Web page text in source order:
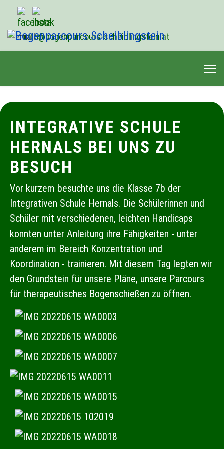
info@bogenparcours-scheiblingstein.at
INTEGRATIVE SCHULE
HERNALS BEI UNS ZU
BESUCH
Vor kurzem besuchte uns die Klasse 7b der
Integrativen Schule Hernals. Die Schülerinnen und
Schüler mit verschiedenen, leichten Handicaps
konnten unter Anleitung ihre Fähigkeiten - unter
anderem im Bereich Konzentration und
Koordination - trainieren. Mit diesem Tag legten wir
den Grundstein für unsere Pläne, unsere Parcours
für therapeutisches Bogenschießen zu öffnen.